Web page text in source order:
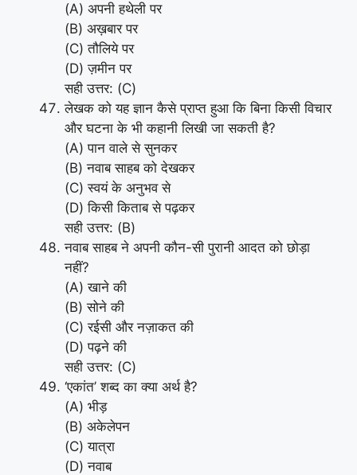
(A) अपनी हथेली पर
(B) अख़बार पर
(C) तौलिये पर
(D) ज़मीन पर
सही उत्तर: (C)
लेखक को यह ज्ञान कैसे प्राप्त हुआ कि बिना किसी विचार
और घटना के भी कहानी लिखी जा सकती है?
(A) पान वाले से सुनकर
(B) नवाब साहब को देखकर
(C) स्वयं के अनुभव से
(D) किसी किताब से पढ़कर
सही उत्तर: (B)
नवाब साहब ने अपनी कौन-सी पुरानी आदत को छोड़ा
नहीं?
(A) खाने की
(B) सोने की
(C) रईसी और नज़ाकत की
(D) पढ़ने की
सही उत्तर: (C)
‘एकांत’ शब्द का क्या अर्थ है?
(A) भीड़
(B) अकेलेपन
(C) यात्रा
(D) नवाब